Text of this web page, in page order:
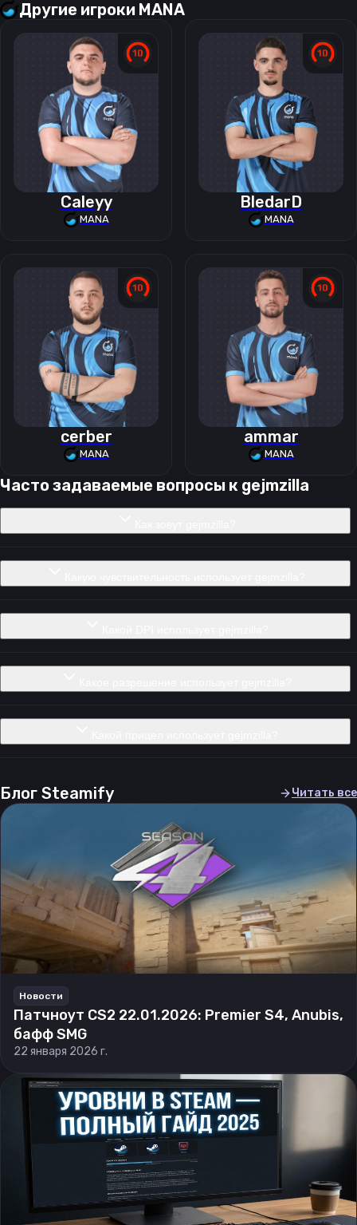
Другие игроки MANA
Caleyy
MANA
BledarD
MANA
cerber
MANA
ammar
MANA
Часто задаваемые вопросы к gejmzilla
Блог Steamify Читать все
Новости
Патчноут CS2 22.01.2026: Premier S4, Anubis,
бафф SMG
22 января 2026 г.